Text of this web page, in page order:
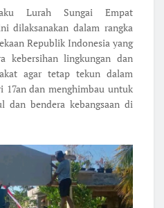
Lurah Sungai Empat
dilaksanakan dalam rangka
Republik Indonesia yang
kebersihan lingkungan dan
agar tetap tekun dalam
17an dan menghimbau untuk
dan bendera kebangsaan di